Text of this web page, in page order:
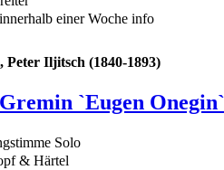
innerhalb einer Woche info
Peter Iljitsch (1840-1893)
`Eugen
Solo
& Härtel